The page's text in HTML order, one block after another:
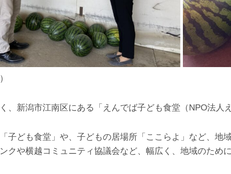
、新潟市江南区にある「えんでば子ども食堂（NPO法人
子ども食堂」や、子どもの居場所「ここらよ」など、
クや横越コミュニティ協議会など、幅広く、地域のため